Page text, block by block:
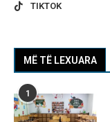
TIKTOK
MË TË LEXUARA
1